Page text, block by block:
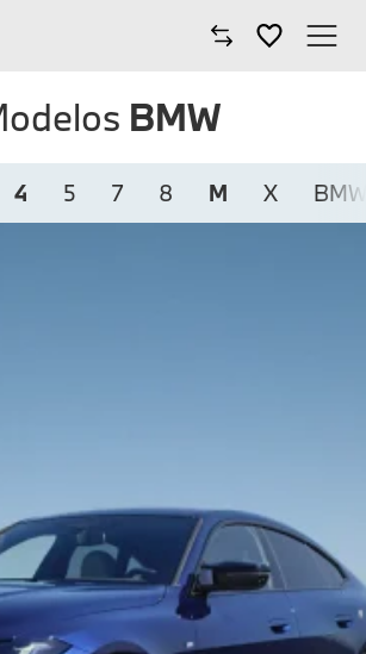
Caetano
Comprar BMW
Modelos BMW
BMW
4 5 7 8 M X